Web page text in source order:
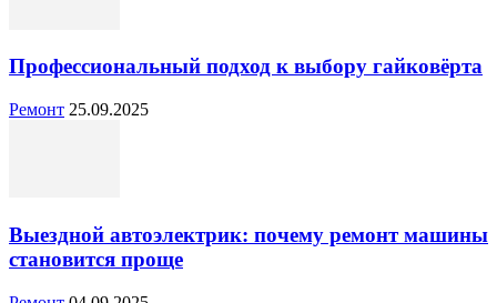
Профессиональный подход к выбору гайковёрта
Ремонт 25.09.2025
Выездной автоэлектрик: почему ремонт машины
становится проще